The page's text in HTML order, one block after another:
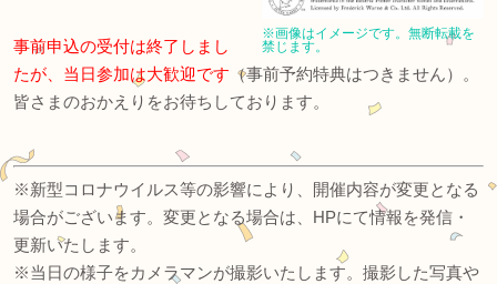
※画像はイメージです。無断転載を
禁じます。
事前申込の受付は終了しまし
たが、当日参加は大歓迎です （事前予約特典はつきません）。
皆さまのおかえりをお待ちしております。
※新型コロナウイルス等の影響により、開催内容が変更となる
場合がございます。変更となる場合は、HPにて情報を発信・
更新いたします。
※当日の様子をカメラマンが撮影いたします。撮影した写真や